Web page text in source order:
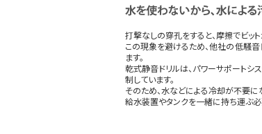
打撃なしの穿孔をすると、摩擦でビッ
この現象を避けるため、他社の低騒
ます。
乾式静音ドリルは、パワーサポートシ
制しています。
そのため、水などによる冷却が不要に
給水装置やタンクを一緒に持ち運ぶ必